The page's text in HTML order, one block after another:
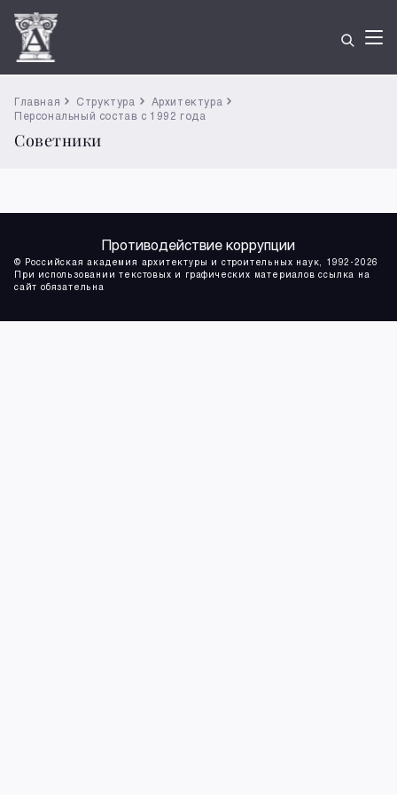
Главная Структура
Архитектура
Персональный состав с 1992 года
Советники
© Российская академия архитектуры и строительных наук, 1992-2026
При использовании текстовых и графических материалов ссылка на
сайт обязательна
Противодействие коррупции